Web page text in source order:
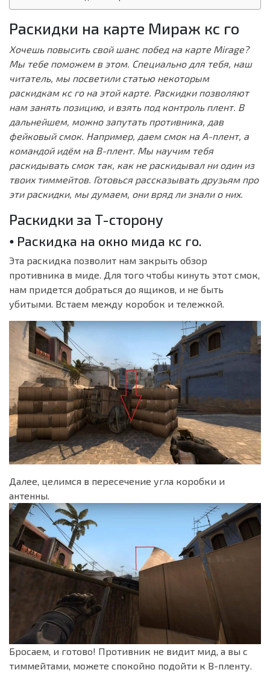
Раскидки на карте Мираж кс го
Хочешь повысить свой шанс побед на карте Mirage?
Мы тебе поможем в этом. Специально для тебя, наш
читатель, мы посветили статью некоторым
раскидкам кс го на этой карте. Раскидки позволяют
нам занять позицию, и взять под контроль плент. В
дальнейшем, можно запутать противника, дав
фейковый смок. Например, даем смок на A-плент, а
командой идём на B-плент. Мы научим тебя
раскидывать смок так, как не раскидывал ни один из
твоих тиммейтов. Готовься рассказывать друзьям про
эти раскидки, мы думаем, они вряд ли знали о них.
Раскидки за T-сторону
⦁ Раскидка на окно мида кс го.
Эта раскидка позволит нам закрыть обзор
противника в миде. Для того чтобы кинуть этот смок,
нам придется добраться до ящиков, и не быть
убитыми. Встаем между коробок и тележкой.
Далее, целимся в пересечение угла коробки и
антенны.
Бросаем, и готово! Противник не видит мид, а вы с
тиммейтами, можете спокойно подойти к B-пленту.